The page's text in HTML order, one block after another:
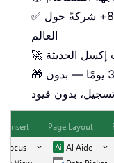
✅ يثق به 500،000+ مستخدمًا و80،000+ شركةً حول
العالم
إكسل الحديثة
🎁 نسخة تجريبية كاملة الميزات لمدة 30 يومًا — بدون
تسجيل، بدون قيود